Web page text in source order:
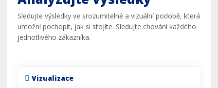
Sledujte výsledky ve srozumitelné a vizuální podobě, která
umožní pochopit, jak si stojíte. Sledujte chování každého
jednotlivého zákazníka.
Vizualizace